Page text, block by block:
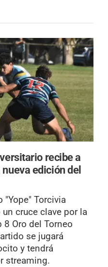
recibe a
edición del
"Yope" Torcivia
cruce clave por la
Oro del Torneo
se jugará
y tendrá
streaming.